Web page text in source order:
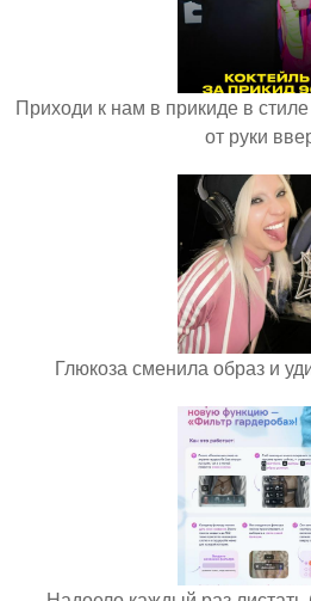
Приходи к нам в прикиде в
от руки
Глюкоза сменила образ и